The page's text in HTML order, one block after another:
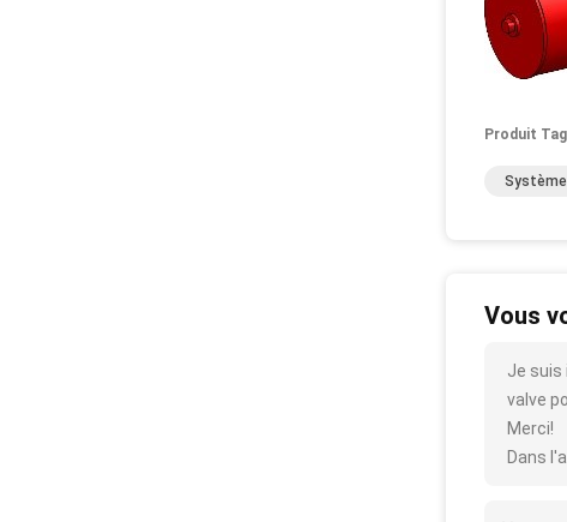
Produit
Système
Vous
Je suis
valve
Merci!
Dans